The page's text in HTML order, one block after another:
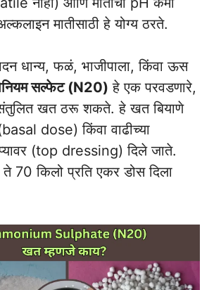
मातीसाठी हे योग्य ठरते.
धान्य, फळं, भाजीपाला, किंवा ऊस
सल्फेट(N20) हे एक परवडणारे,
खत ठरू शकते. हे खत बियाणे
dose) किंवा वाढीच्या
(top dressing) दिले जाते.
70 किलो प्रति एकर डोस दिला